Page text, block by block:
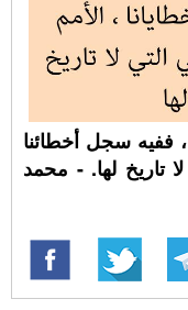
، ففيه سجل أخطائنا
تاريخ لها. - محمد